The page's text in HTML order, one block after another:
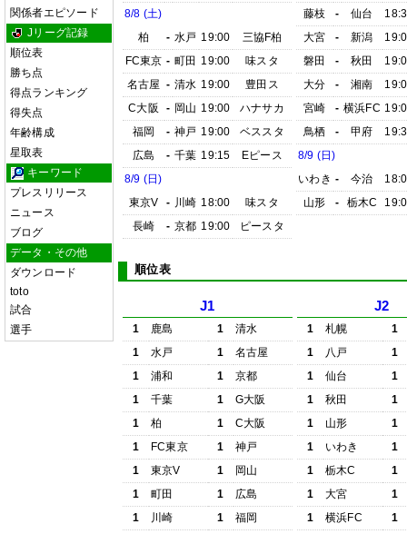
関係者エピソード
Jリーグ記録
順位表
勝ち点
得点ランキング
得失点
年齢構成
星取表
キーワード
プレスリリース
ニュース
ブログ
データ・その他
ダウンロード
toto
試合
選手
8/8 (土)
柏
- 水戸 19:00
三協F柏
FC東京 - 町田 19:00
味スタ
名古屋 - 清水 19:00
豊田ス
C大阪
- 岡山 19:00
ハナサカ
福岡
- 神戸 19:00
ベススタ
広島
- 千葉 19:15
Eピース
8/9 (日)
東京V
- 川崎 18:00
味スタ
長崎
- 京都 19:00 ピースタ
藤枝
- 仙台
大宮
- 新潟
磐田
- 秋田
大分
- 湘南
宮崎
- 横浜FC
鳥栖
- 甲府
8/9 (日)
いわき - 今治
山形
- 栃木C
順位表
J1
1 鹿島 1
清水
1
水戸 1
名古屋
1
浦和 1
京都
1
千葉 1
G大阪
1
柏 1
C大阪
1
FC東京 1
神戸
1
東京V 1
岡山
1
町田 1
広島
1
川崎 1
福岡
J2
1 札幌
1
1
八戸
1
1
仙台
1
1
秋田
1
1
山形
1
1
いわき
1
1
栃木C
1
1
大宮
1
1
横浜FC
1